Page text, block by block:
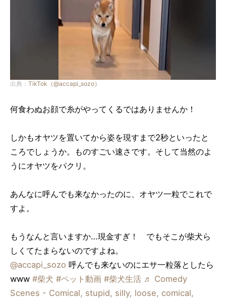
出典： TikTok（@accapi_sozo）
何食わぬお顔で糸がやってくるではありませんか！
しかもオヤツを置いてから姿を現すまで2秒といったと
ころでしょうか。ものすごい速さです。そして当然のよ
うにオヤツをパクリ。
あんなに呼んでも来なかったのに、オヤツ一粒でこれで
すよ。
もうなんと言いますか…現金すぎ！ でもそこが柴犬ら
しくてたまらないのですよね。
@accapi_sozo 呼んでも来ないのにエサ一粒落としたら
www #柴犬 #ペット動画 #柴犬生活 ♬ Comedy
Scenes - Comical, stupid, silly, loose, comical,